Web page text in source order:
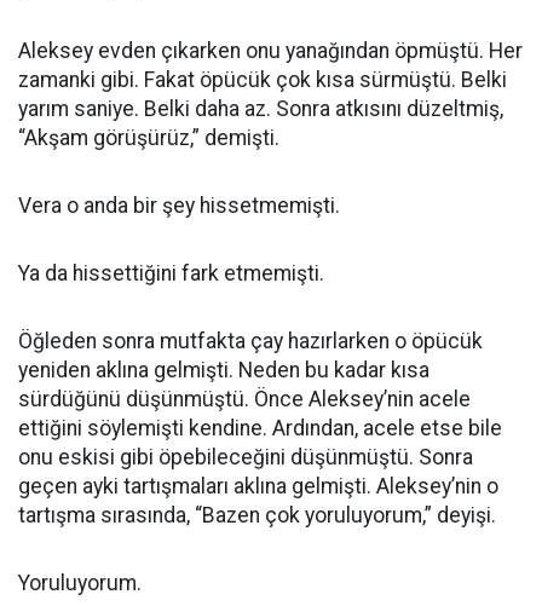
Aleksey evden çıkarken onu yanağından öpmüştü. Her
zamanki gibi. Fakat öpücük çok kısa sürmüştü. Belki
yarım saniye. Belki daha az. Sonra atkısını düzeltmiş,
“Akşam görüşürüz,” demişti.
Vera o anda bir şey hissetmemişti.
Ya da hissettiğini fark etmemişti.
Öğleden sonra mutfakta çay hazırlarken o öpücük
yeniden aklına gelmişti. Neden bu kadar kısa
sürdüğünü düşünmüştü. Önce Aleksey’nin acele
ettiğini söylemişti kendine. Ardından, acele etse bile
onu eskisi gibi öpebileceğini düşünmüştü. Sonra
geçen ayki tartışmaları aklına gelmişti. Aleksey’nin o
tartışma sırasında, “Bazen çok yoruluyorum,” deyişi.
Yoruluyorum.